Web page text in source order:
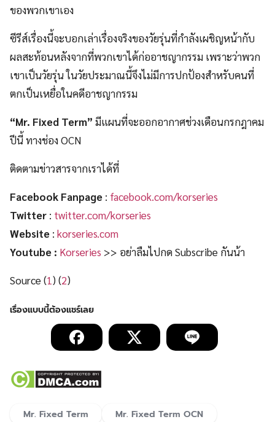
ของพวกเขาเอง
ซีรีส์เรื่องนี้จะบอกเล่าเรื่องจริงของวัยรุ่นที่กำลังเผชิญหน้ากับ
ผลสะท้อนหลังจากที่พวกเขาได้ก่ออาชญากรรม เพราะว่าพวก
เขาเป็นวัยรุ่น ในวัยประมาณนี้จึงไม่มีการปกป้องสำหรับคนที่
ตกเป็นเหยื่อในคดีอาชญากรรม
“Mr. Fixed Term” มีแผนที่จะออกอากาศช่วงเดือนกรกฎาคม
ปีนี้ ทางช่อง OCN
ติดตามข่าวสารจากเราได้ที่
Facebook Fanpage : facebook.com/korseries
Twitter : twitter.com/korseries
Website : korseries.com
Youtube : Korseries >> อย่าลืมไปกด Subscribe กันน้า
Source (1) (2)
Mr. Fixed Term
Mr. Fixed Term OCN